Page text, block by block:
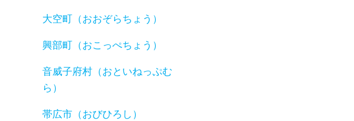
大空町（おおぞらちょう）
興部町（おこっぺちょう）
音威子府村（おといねっぷむ
ら）
帯広市（おびひろし）